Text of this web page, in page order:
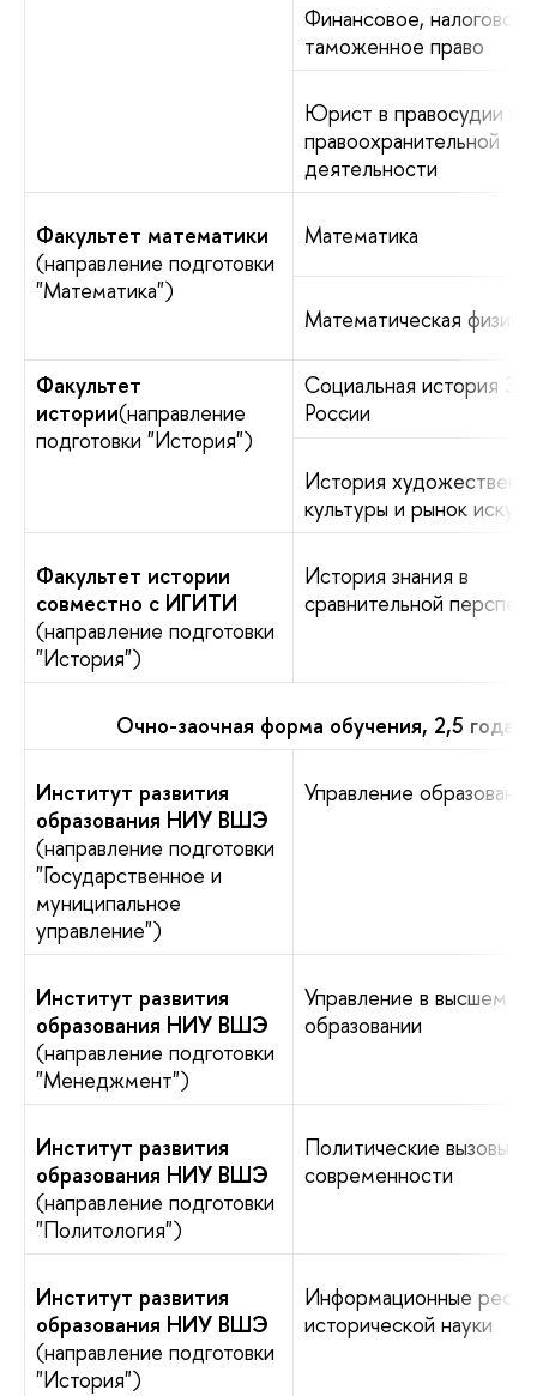
Финансовое, налоговое
таможенное право
Юрист в правосудии и
правоохранительной
деятельности
Факультет математики
(направление подготовки
"Математика")
Математика
Математическая физика
Факультет
истории(направление
подготовки "История")
Социальная история
России
История
культуры и рынок
Факультет истории
совместно с ИГИТИ
(направление подготовки
"История")
История знания в
сравнительной
Очно-заочная форма обучения, 2,5 года
Институт развития
образования НИУ ВШЭ
(направление подготовки
"Государственное и
муниципальное
управление")
Управление
Институт развития
образования НИУ ВШЭ
(направление подготовки
"Менеджмент")
Управление в высшем
образовании
Институт развития
образования НИУ ВШЭ
(направление подготовки
"Политология")
Политические вызовы
современности
Институт развития
образования НИУ ВШЭ
(направление подготовки
"История")
Информационные
исторической науки